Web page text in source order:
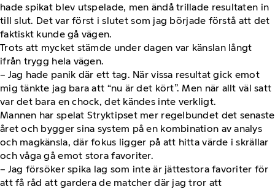
hade spikat blev utspelade, men ändå trillade resultaten in
till slut. Det var först i slutet som jag började förstå att det
faktiskt kunde gå vägen.
Trots att mycket stämde under dagen var känslan långt
ifrån trygg hela vägen.
– Jag hade panik där ett tag. När vissa resultat gick emot
mig tänkte jag bara att “nu är det kört”. Men när allt väl satt
var det bara en chock, det kändes inte verkligt.
Mannen har spelat Stryktipset mer regelbundet det senaste
året och bygger sina system på en kombination av analys
och magkänsla, där fokus ligger på att hitta värde i skrällar
och våga gå emot stora favoriter.
– Jag försöker spika lag som inte är jättestora favoriter för
att få råd att gardera de matcher där jag tror att